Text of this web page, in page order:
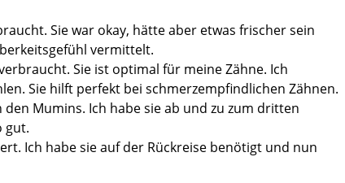
Sie war okay, hätte aber etwas frischer sein
vermittelt.
Sie ist optimal für meine Zähne. Ich
Sie hilft perfekt bei schmerzempfindlichen Zähnen.
Mumins. Ich habe sie ab und zu zum dritten
gut.
Ich habe sie auf der Rückreise benötigt und nun